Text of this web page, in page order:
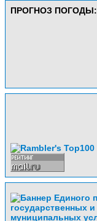
ПРОГНОЗ ПОГОДЫ: